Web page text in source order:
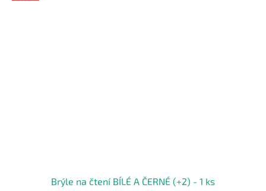
Brýle na čtení BÍLÉ A ČERNÉ (+2) - 1 ks